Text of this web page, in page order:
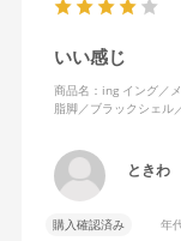
いい感じ
商品名：ing イング／
脂脚／ブラックシェル
ときわ
購入確認済み 年